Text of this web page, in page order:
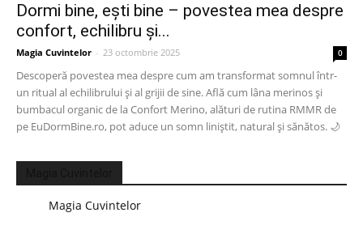
Dormi bine, ești bine – povestea mea despre
confort, echilibru și...
Magia Cuvintelor - 23 octombrie 2025 0
Descoperă povestea mea despre cum am transformat somnul într-
un ritual al echilibrului și al grijii de sine. Află cum lâna merinos și
bumbacul organic de la Confort Merino, alături de rutina RMMR de
pe EuDormBine.ro, pot aduce un somn liniștit, natural și sănătos. 🌙
Magia Cuvintelor